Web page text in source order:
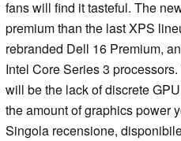
fans will find it tasteful. The
premium than the last XPS
rebranded Dell 16 Premium,
Intel Core Series 3
will be the lack of discrete
the amount of graphics power
Singola recensione,